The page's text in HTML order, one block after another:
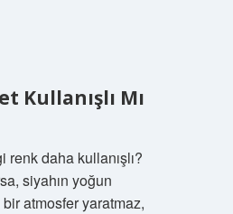
Kullanışlı Mı
daha kullanışlı?
siyahın yoğun
bir atmosfer yaratmaz,